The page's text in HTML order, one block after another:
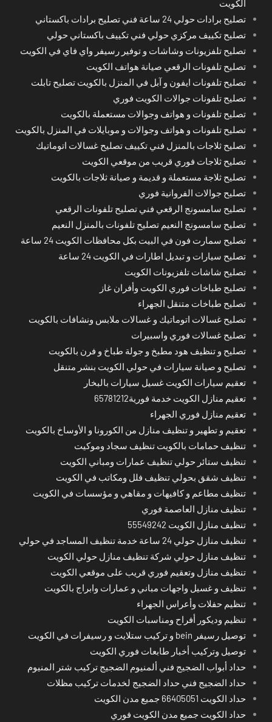
الكويت
تصليح برادات حولي 24 ساعة فني تصليح برادات باكستاني
تصليح تكييف مركزي حولي فني تكييف باكستاني حولي
تصليح تلفزيونات وشاشات و توفير رسيفر واي فاي في الكويت
تصليح تلفونات الرقعي صيانة هواتف الكويت
تصليح تلفونات ايفون و آبل في المنزل بالكويت تصليح تابلت
تصليح تلفونات جوالات الكويت فوري
تصليح تلفونات و هواتف وجوالات مستعملة بالكويت
تصليح تلفونات و هواتف وجوالات و موبايلات في المنزل بالكويت
تصليح ثلاجات بالمنزل فني تكييف تصليح غسالات اتوماتيك
تصليح ثلاجات فوري قريب من موقعي الكويت
تصليح ثلاجة مستعملة و قديمة و صيانة ثلاجات بالكويت
تصليح جوالات الفروانية فوري
تصليح سامسونج الرقعي فني تصليح تلفونات الرقعي
تصليح سامسونج النعيم تصليح تلفونات بالمنزل النعيم
تصليح سمارت فون في البيت بكل محافظات الكويت 24 ساعة
تصليح سيارات و تبديل اطارات في الكويت 24 ساعة
تصليح شاشات تلفزيونات الكويت
تصليح طباخات فوري الكويت وأفران غاز
تصليح طباخات متنقل الجهراء
تصليح غسالات اتوماتيك و غسالات ملابس ونشافات بالكويت
تصليح غسالات فوري واسبيرات
تصليح و تنظيف هود مطبخ و جولة طباخ و فرن بالكويت
تصليح و صيانة سيارات في حولي الكويت بنشر متنقل
تعقيم سيارات الكويت غسيل سيارات بالبخار
تعقيم منازل الكويت خدمة فورية65781212
تعقيم منازل فوري الجهراء
تعقيم و تطهير و تنظيف منازل من الكورونا و الأوساخ بالكويت
تنظيف حمامات بالكويت تنظيف سجاد وموكيت
تنظيف ستائر حولي تنظيف عمارات ومباني الكويت
تنظيف شقق بحولي تنظيف فلل ومكاتب في الكويت
تنظيف مطاعم و كافيهات و مقاهي و مؤسسات في الكويت
تنظيف منازل العاصمة فوري
تنظيف منازل الكويت 55549242
تنظيف منازل حولي 24 ساعة خدمة تنظيف المساجد في حولي
تنظيف منازل حولي شركة تنظيف منازل حولي الكويت
تنظيف منازل وتعقيم فوري قريب على موقعي الكويت
تنظيف و غسيل واجهات مباني و عمارات وابراج بالكويت
تنظيم حفلات وأعراس الجهراء
تنظيم وديكور أفراح ومناسبات الكويت
توصيل رسيفر bein و تركيب ستلايت و رسيفرات في الكويت
توصيل وتركيب أخبار طابعات فوري الكويت
حداد أبواب الضجيج فني ألمنيوم الضجيج تركيب شتر المنيوم
حداد الضجيج فني حداد الضجيج لخدمات تركيب مظلات
حداد الكويت 66405051 جميع مدن الكويت
حداد الكويت جميع مدن الكويت فوري